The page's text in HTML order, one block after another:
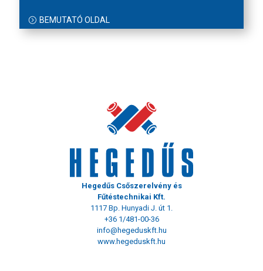
BEMUTATÓ OLDAL
Hegedűs Csőszerelvény és
Fűtéstechnikai Kft.
1117 Bp. Hunyadi J. út 1.
+36 1/481-00-36
info@hegeduskft.hu
www.hegeduskft.hu